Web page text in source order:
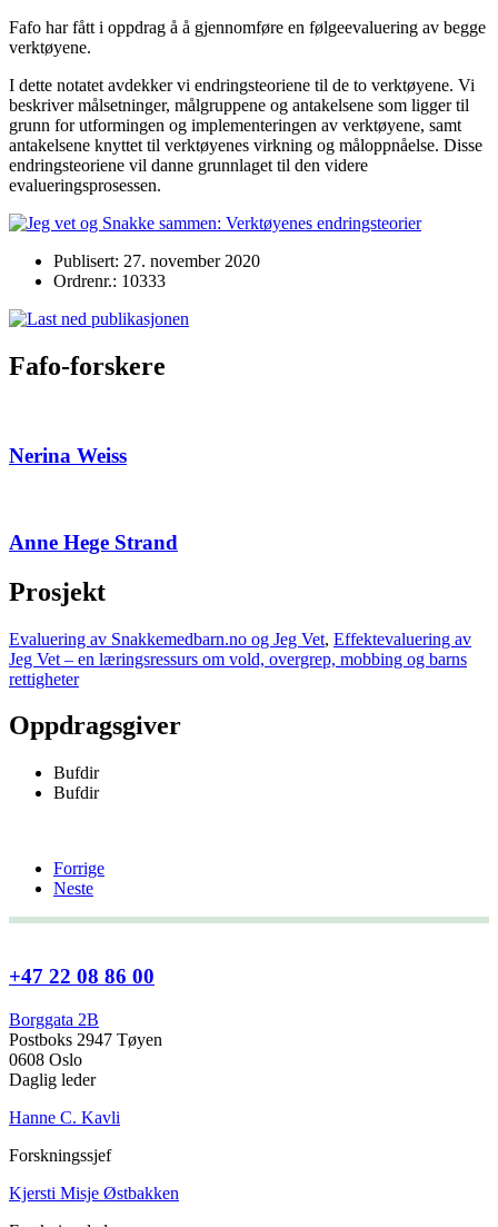
Fafo har fått i oppdrag å å gjennomføre en følgeevaluering av begge
verktøyene.
I dette notatet avdekker vi endringsteoriene til de to verktøyene. Vi
beskriver målsetninger, målgruppene og antakelsene som ligger til
grunn for utformingen og implementeringen av verktøyene, samt
antakelsene knyttet til verktøyenes virkning og måloppnåelse. Disse
endringsteoriene vil danne grunnlaget til den videre
evalueringsprosessen.
Publisert: 27. november 2020
Ordrenr.: 10333
Fafo-forskere
Nerina Weiss
Anne Hege Strand
Prosjekt
Evaluering av Snakkemedbarn.no og Jeg Vet, Effektevaluering av
Jeg Vet – en læringsressurs om vold, overgrep, mobbing og barns
rettigheter
Oppdragsgiver
Bufdir
Bufdir
Forrige
Neste
+47 22 08 86 00
Borggata 2B
Postboks 2947 Tøyen
0608 Oslo
Daglig leder
Hanne C. Kavli
Forskningssjef
Kjersti Misje Østbakken